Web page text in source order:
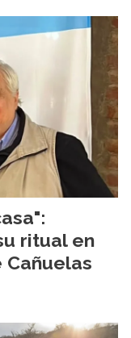
ritual en